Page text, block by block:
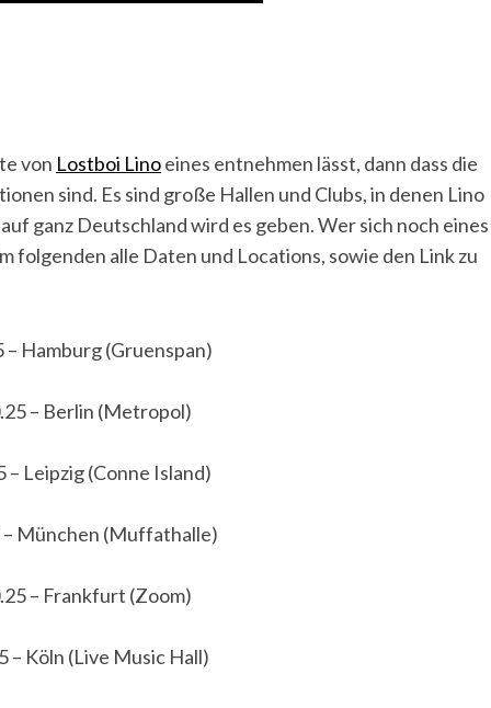
von Lostboi Linoeines entnehmen lässt, dann dass die
sind. Es sind große Hallen und Clubs, in denen Lino
ganz Deutschland wird es geben. Wer sich noch eines
folgenden alle Daten und Locations, sowie den Link zu
– Hamburg (Gruenspan)
– Berlin (Metropol)
– Leipzig (Conne Island)
– München (Muffathalle)
– Frankfurt (Zoom)
– Köln (Live Music Hall)